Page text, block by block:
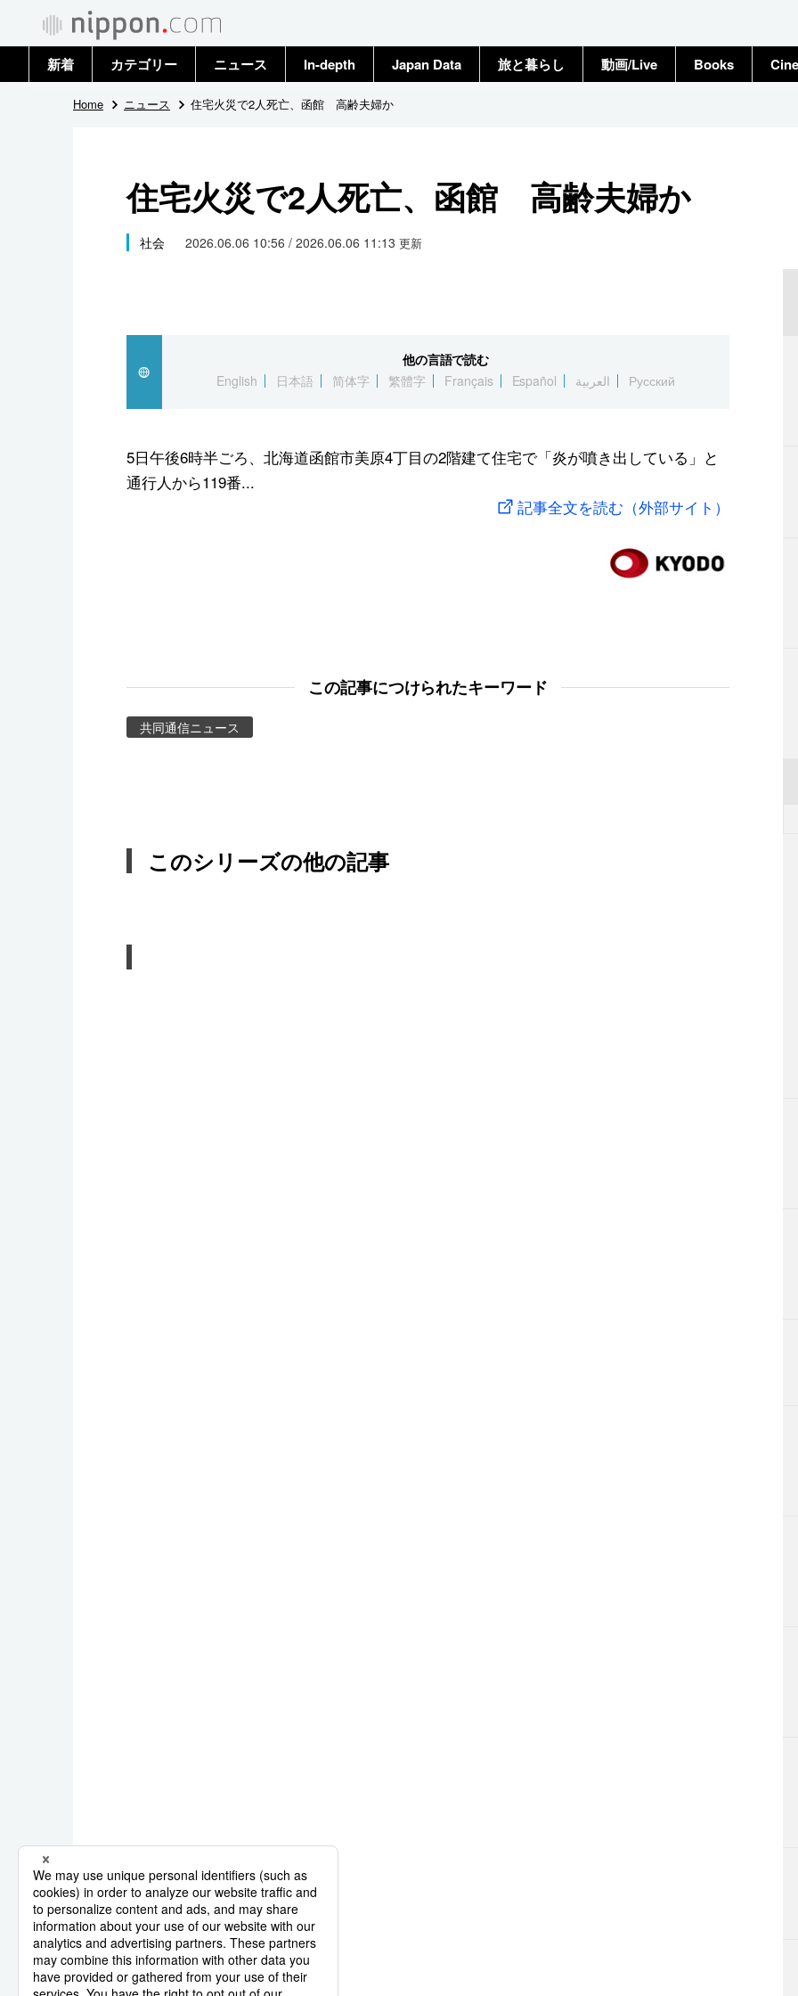
新着 カテゴリー
政治・外交
国際
科学・技術
暮らし
ニュース
トップ
In-depth Japan Data 旅と暮らし 動画/Live Books
Home ニュース 住宅火災で2人死亡、函館 高齢夫婦か
住宅火災で2人死亡、函館 高齢夫婦か
社会 2026.06.06 10:56 / 2026.06.06 11:13 更新
他の言語で読む
English
日本語 简体字 繁體字 Français Español العربية Русский
5日午後6時半ごろ、北海道函館市美原4丁目の2階建て住宅で「炎が噴き出している」と
通行人から119番...
記事全文を読む（外部サイト）
この記事につけられたキーワード
共同通信ニュース
このシリーズの他の記事